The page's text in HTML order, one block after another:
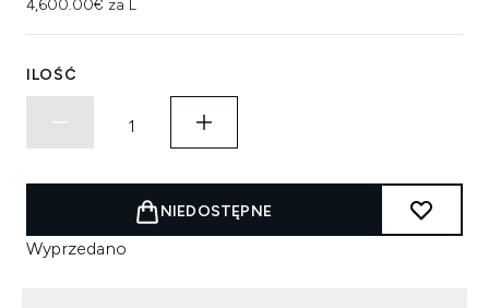
4,600.00€ za L
ILOŚĆ
NIEDOSTĘPNE
Wyprzedano